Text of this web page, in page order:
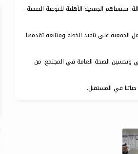
ستساهم الجمعية الأهلية للتوعية الصحية –
الجمعية على تنفيذ الخطة ومتابعة تقدمها
وتحسين الصحة العامة في المجتمع. من
في المستقبل.